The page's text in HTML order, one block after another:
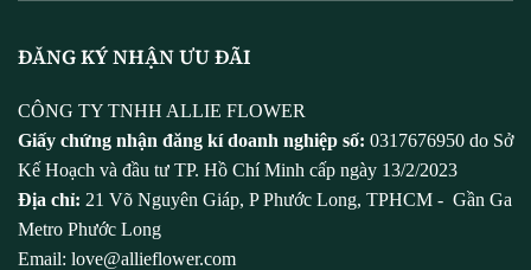
ĐĂNG KÝ NHẬN ƯU ĐÃI
CÔNG TY TNHH ALLIE FLOWER
Giấy chứng nhận đăng kí doanh nghiệp số: 0317676950 do Sở
Kế Hoạch và đầu tư TP. Hồ Chí Minh cấp ngày 13/2/2023
Địa chỉ: 21 Võ Nguyên Giáp, P Phước Long, TPHCM - Gần Ga
Metro Phước Long
Email: love@allieflower.com